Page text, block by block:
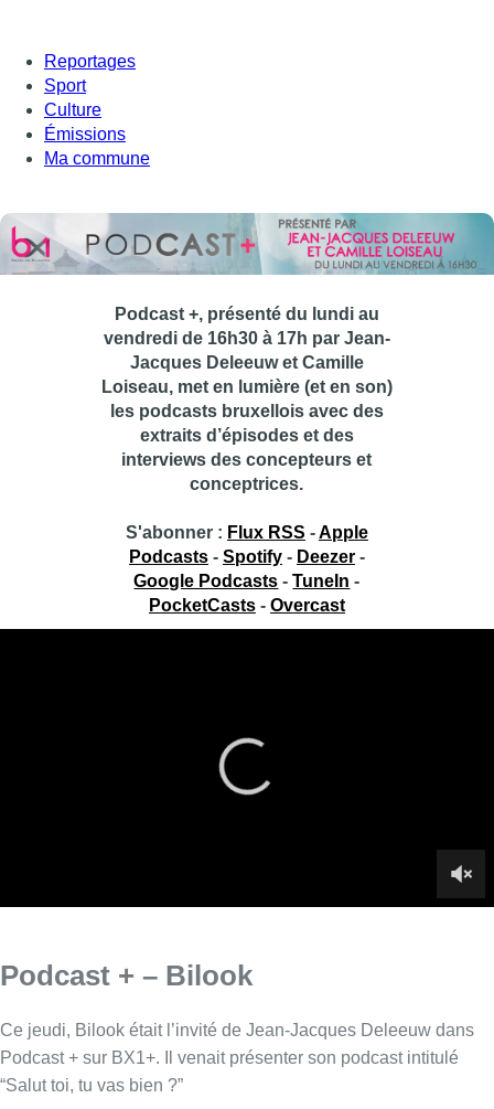
Reportages
Sport
Culture
Émissions
Ma commune
Podcast +, présenté du lundi au
vendredi de 16h30 à 17h par Jean-
Jacques Deleeuw et Camille
Loiseau, met en lumière (et en son)
les podcasts bruxellois avec des
extraits d’épisodes et des
interviews des concepteurs et
conceptrices.
S'abonner : Flux RSS -Apple
Podcasts- Spotify- Deezer-
Google Podcasts -TuneIn -
PocketCasts- Overcast
Ce jeudi, Bilook était l’invité de Jean-Jacques Deleeuw dans
Podcast + sur BX1+. Il venait présenter son podcast intitulé